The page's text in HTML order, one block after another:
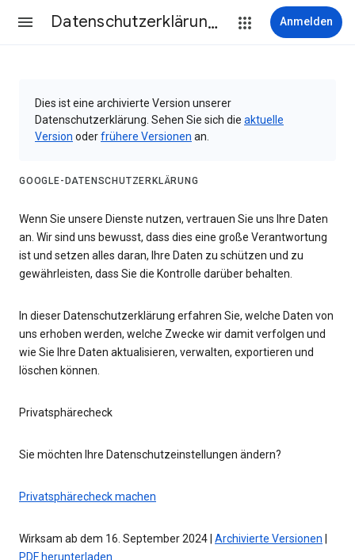
Datenschutzerklärung & Nutzungsbedingungen Anmelden
Dies ist eine archivierte Version unserer
Datenschutzerklärung. Sehen Sie sich die aktuelle
Version oderfrühere Versionen an.
GOOGLE-DATENSCHUTZERKLÄRUNG
Wenn Sie unsere Dienste nutzen, vertrauen Sie uns Ihre Daten
an. Wir sind uns bewusst, dass dies eine große Verantwortung
ist und setzen alles daran, Ihre Daten zu schützen und zu
gewährleisten, dass Sie die Kontrolle darüber behalten.
In dieser Datenschutzerklärung erfahren Sie, welche Daten von
uns erhoben werden, welche Zwecke wir damit verfolgen und
wie Sie Ihre Daten aktualisieren, verwalten, exportieren und
löschen können.
Privatsphärecheck
Sie möchten Ihre Datenschutzeinstellungen ändern?
Privatsphärecheck machen
Wirksam ab dem 16. September 2024 | Archivierte Versionen
PDF herunterladen